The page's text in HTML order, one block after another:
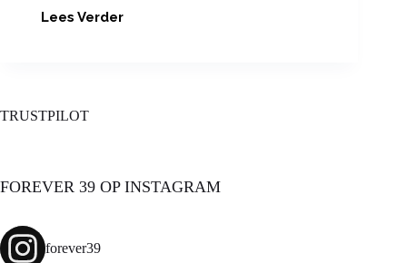
Lees Verder
WELK
TRUSTPILOT
FOREVER 39 OP INSTAGRAM
forever39